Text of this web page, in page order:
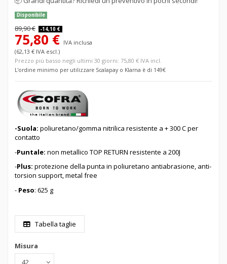
Disponibile
89,90 € -14,10 €
75,80 € IVA inclusa
(62,13 € IVA escl.)
Prezzo più basso negli ultimi 30 giorni: 75,80 € IVA incl.
L'ordine minimo per utilizzare Scalapay o Klarna è di 149€
-Suola: poliuretano/gomma nitrilica resistente a + 300 C per
contatto
-Puntale: non metallico TOP RETURN resistente a 200J
-Plus: protezione della punta in poliuretano antiabrasione, anti-
torsion support, metal free
- Peso: 625 g
Tabella taglie
Misura